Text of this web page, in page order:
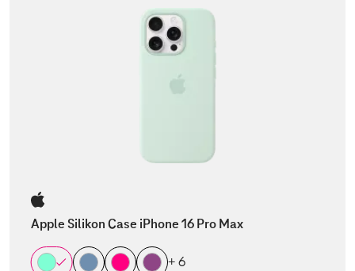
Apple Silikon Case iPhone 16 Pro Max
+ 6